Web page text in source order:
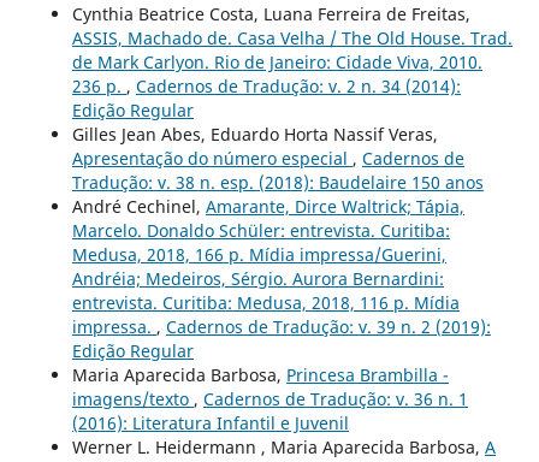
Cynthia Beatrice Costa, Luana Ferreira de Freitas,
ASSIS, Machado de. Casa Velha / The Old House. Trad.
de Mark Carlyon. Rio de Janeiro: Cidade Viva, 2010.
236 p. , Cadernos de Tradução: v. 2 n. 34 (2014):
Edição Regular
Gilles Jean Abes, Eduardo Horta Nassif Veras,
Apresentação do número especial , Cadernos de
Tradução: v. 38 n. esp. (2018): Baudelaire 150 anos
André Cechinel, Amarante, Dirce Waltrick; Tápia,
Marcelo. Donaldo Schüler: entrevista. Curitiba:
Medusa, 2018, 166 p. Mídia impressa/Guerini,
Andréia; Medeiros, Sérgio. Aurora Bernardini:
entrevista. Curitiba: Medusa, 2018, 116 p. Mídia
impressa. , Cadernos de Tradução: v. 39 n. 2 (2019):
Edição Regular
Maria Aparecida Barbosa, Princesa Brambilla -
imagens/texto , Cadernos de Tradução: v. 36 n. 1
(2016): Literatura Infantil e Juvenil
Werner L. Heidermann , Maria Aparecida Barbosa, A